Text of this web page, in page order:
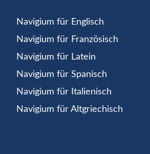
Navigium für Englisch
Navigium für Französisch
Navigium für Latein
Navigium für Spanisch
Navigium für Italienisch
Navigium für Altgriechisch